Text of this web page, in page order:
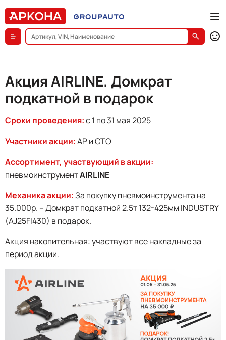
Акция AIRLINE. Домкрат
подкатной в подарок
Сроки проведения:с 1 по 31 мая 2025
Участники акции:АР и СТО
Ассортимент, участвующий в акции:
пневмоинструментAIRLINE
Механика акции:За покупку пневмоинструмента на
35.000р. – Домкрат подкатной 2.5т 132-425мм INDUSTRY
(AJ25FI430) в подарок.
Акция накопительная: участвуют все накладные за
период акции.